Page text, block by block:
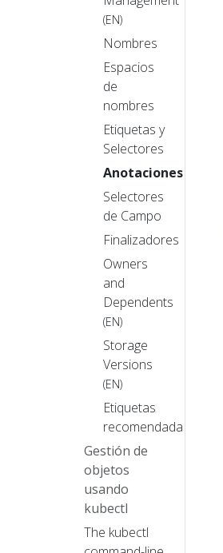
(EN)
Nombres
Espacios
de
nombres
Etiquetas y
Selectores
Anotaciones
Selectores
de Campo
Finalizadores
Owners
and
Dependents
(EN)
Storage
Versions
(EN)
Etiquetas
recomendadas
Gestión de
objetos
usando
kubectl
The kubectl